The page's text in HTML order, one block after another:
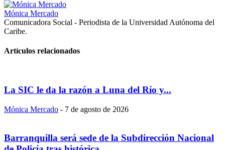
Mónica Mercado
Comunicadora Social - Periodista de la Universidad Autónoma del
Caribe.
Artículos relacionados
La SIC le da la razón a Luna del Río y...
Mónica Mercado - 7 de agosto de 2026
Barranquilla será sede de la Subdirección Nacional